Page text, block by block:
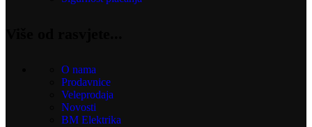
O nama
Prodavnice
Veleprodaja
Novosti
BM Elektrika